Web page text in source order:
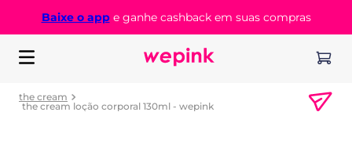
Baixe o appe ganhe cashback em suas compras
the cream
the cream loção corporal 130ml - wepink